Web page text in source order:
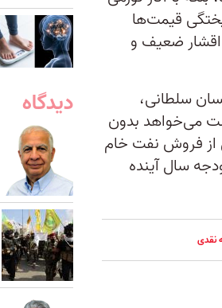
قیمت‌ها
اقشار ضعیف و
سلطانی،
می‌خواهد بدون
از فروش نفت خام
سال آینده
نقدی
دیدگاه